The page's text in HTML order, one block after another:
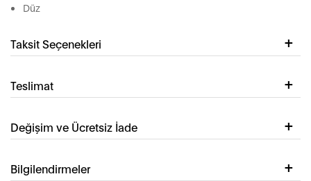
Düz
Taksit Seçenekleri
Teslimat
Değişim ve Ücretsiz İade
Bilgilendirmeler